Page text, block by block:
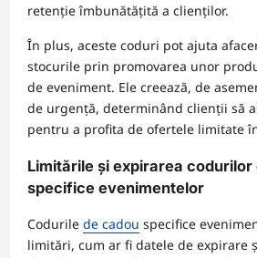
retenție îmbunătățită a clienților.
În plus, aceste coduri pot ajuta
stocurile prin promovarea unor
de eveniment. Ele creează, de
de urgență, determinând clienții să
pentru a profita de ofertele limitate
Limitările și expirarea codurilor
specifice evenimentelor
Codurile de cadou specifice
limitări, cum ar fi datele de expirare